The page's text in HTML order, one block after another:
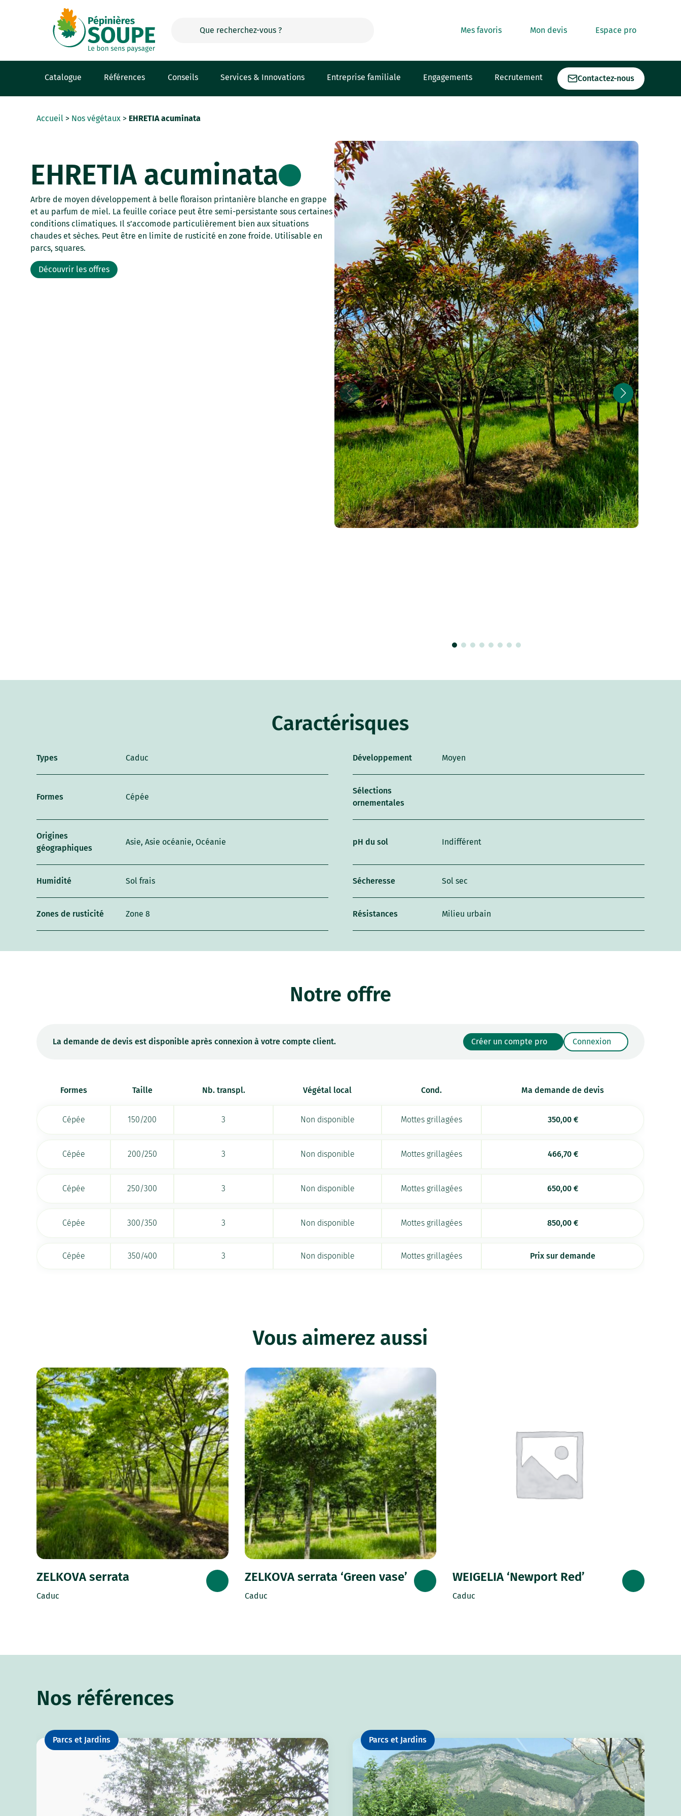
Mes favoris Mon devis Espace pro
Catalogue Références Conseils Services & Innovations Entreprise familiale Engagements Recrutement Contactez-nous
Accueil > Nos végétaux > EHRETIA acuminata
EHRETIA acuminata
Arbre de moyen développement à belle floraison printanière blanche en grappe
et au parfum de miel. La feuille coriace peut être semi-persistante sous certaines
conditions climatiques. Il s’accomode particulièrement bien aux situations
chaudes et sèches. Peut être en limite de rusticité en zone froide. Utilisable en
parcs, squares.
Découvrir les offres
Caractérisques
Types Caduc Développement Moyen
Formes Cépée
Sélections
ornementales
Origines
géographiques
Asie, Asie océanie, Océanie pH du sol Indifférent
Humidité Sol frais Sécheresse Sol sec
Zones de rusticité Zone 8 Résistances Milieu urbain
Notre offre
La demande de devis est disponible après connexion à votre compte client. Créer un compte pro Connexion
Formes Taille Nb. transpl. Végétal local Cond. Ma demande de devis
Cépée 150/200 3 Non disponible Mottes grillagées 350,00 €
Cépée 200/250 3 Non disponible Mottes grillagées 466,70 €
Cépée 250/300 3 Non disponible Mottes grillagées 650,00€
Cépée 300/350 3 Non disponible Mottes grillagées 850,00€
Cépée 350/400 3 Non disponible Mottes grillagées Prix sur demande
Vous aimerez aussi
ZELKOVA serrata
Caduc
ZELKOVA serrata ‘Green vase’
Caduc
WEIGELIA ‘Newport Red’
Caduc
Nos références
Parcs et Jardins Parcs et Jardins